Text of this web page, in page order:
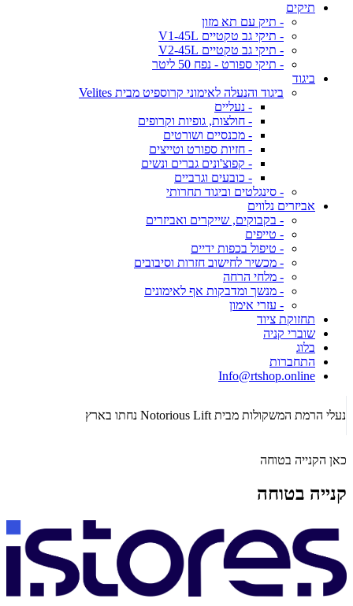
תיקים
- תיק עם תא מזון
- תיקי גב טקטיים V1-45L
- תיקי גב טקטיים V2-45L
- תיקי ספורט - נפח 50 ליטר
ביגוד
ביגוד והנעלה לאימוני קרוספיט מבית Velites
- נעליים
- חולצות, גופיות וקרופים
- מכנסיים ושורטים
- חזיות ספורט וטייצים
- קפוצ'ונים גברים ונשים
- כובעים וגרביים
- סינגלטים וביגוד תחרותי
אביזרים נלווים
- בקבוקים, שייקרים ואביזרים
- טייפים
- טיפול בכפות ידיים
- מכשיר לחישוב חזרות וסיבובים
- מלחי הרחה
- מנשך ומדבקות אף לאימונים
- עזרי אימון
תחזוקת ציוד
שוברי קניה
בלוג
התחברות
Info@rtshop.online
נעלי הרמת המשקולות מבית Notorious Lift נחתו בארץ
כאן הקנייה בטוחה
קנייה בטוחה